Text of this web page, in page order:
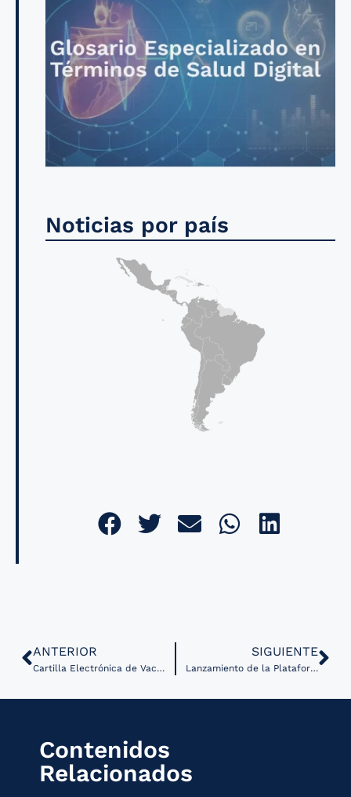
Noticias por país
ANTERIOR
Cartilla Electrónica de Vacunación de Fundación Carlos Slim se presenta como un caso de éxito en Francia
SIGUIENTE
Lanzamiento de la Plataforma Digital en Salud Materna e Infantil en el Estado de Nayarit
Contenidos
Relacionados